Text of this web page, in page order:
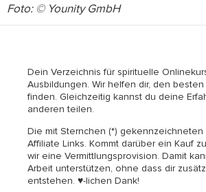
Foto: © Younity GmbH
Dein Verzeichnis für spirituelle
Ausbildungen. Wir helfen dir, den besten
finden. Gleichzeitig kannst du deine
anderen teilen.
Die mit Sternchen (*) gekennzeichneten
Affiliate Links. Kommt darüber ein Kauf
wir eine Vermittlungsprovision. Damit
Arbeit unterstützen, ohne dass dir
entstehen. ♥-lichen Dank!